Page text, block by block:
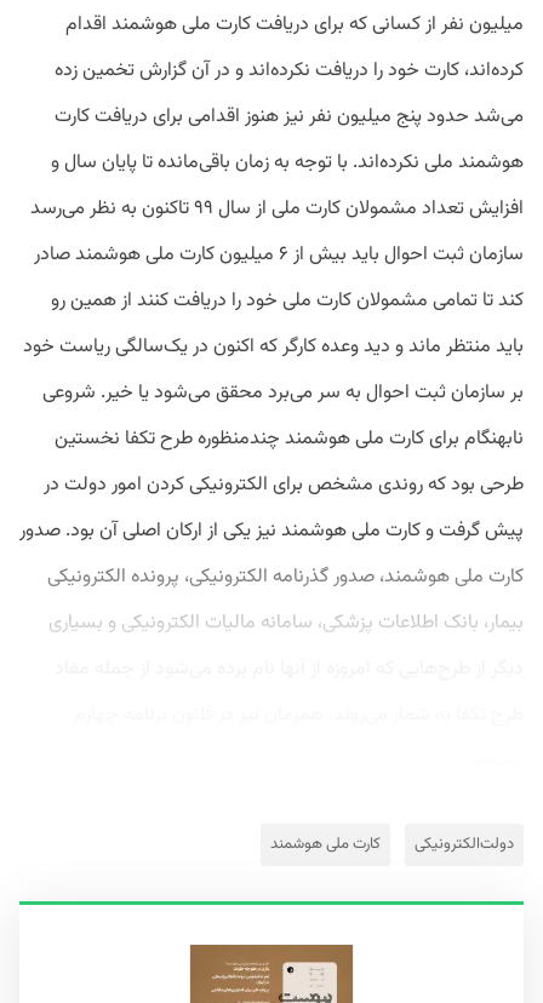
میلیون نفر از کسانی که برای دریافت کارت ملی هوشمند اقدام
کرده‌اند، کارت خود را دریافت نکرده‌اند و در آن گزارش تخمین زده
می‌شد حدود پنج میلیون نفر نیز هنوز اقدامی برای دریافت کارت
هوشمند ملی نکرده‌اند. با توجه به زمان باقی‌مانده تا پایان سال و
افزایش تعداد مشمولان کارت ملی از سال ۹۹ تاکنون به نظر می‌رسد
سازمان ثبت احوال باید بیش از ۶ میلیون کارت ملی هوشمند صادر
کند تا تمامی مشمولان کارت ملی خود را دریافت کنند از همین رو
باید منتظر ماند و دید وعده کارگر که اکنون در یک‌سالگی ریاست خود
بر سازمان ثبت احوال به سر می‌برد محقق می‌شود یا خیر. شروعی
نابهنگام برای کارت ملی هوشمند چندمنظوره طرح تکفا نخستین
طرحی بود که روندی مشخص برای الکترونیکی کردن امور دولت در
پیش گرفت و کارت ملی هوشمند نیز یکی از ارکان اصلی آن بود. صدور
کارت ملی هوشمند، صدور گذرنامه الکترونیکی، پرونده الکترونیکی
بیمار، بانک اطلاعات پزشکی، سامانه مالیات الکترونیکی و بسیاری
دولت‌الکترونیکی کارت ملی هوشمند